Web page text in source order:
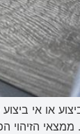
או אי
הזיהוי